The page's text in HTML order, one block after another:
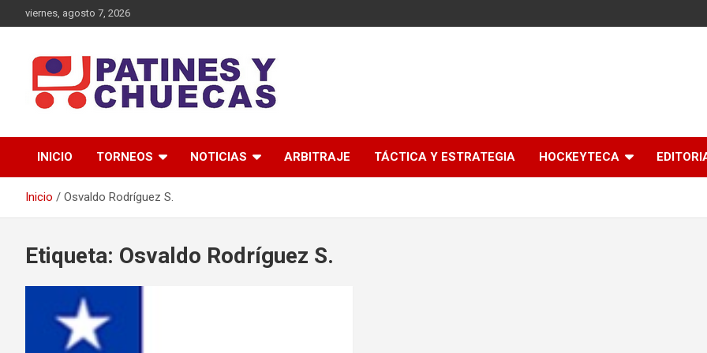
al
viernes, agosto 7, 2026
Patines y Chuecas
INICIO TORNEOS NOTICIAS ARBITRAJE TÁCTICA Y ESTRATEGIA HOCKEYTECA
Inicio Osvaldo Rodríguez S.
Etiqueta: Osvaldo Rodríguez S.